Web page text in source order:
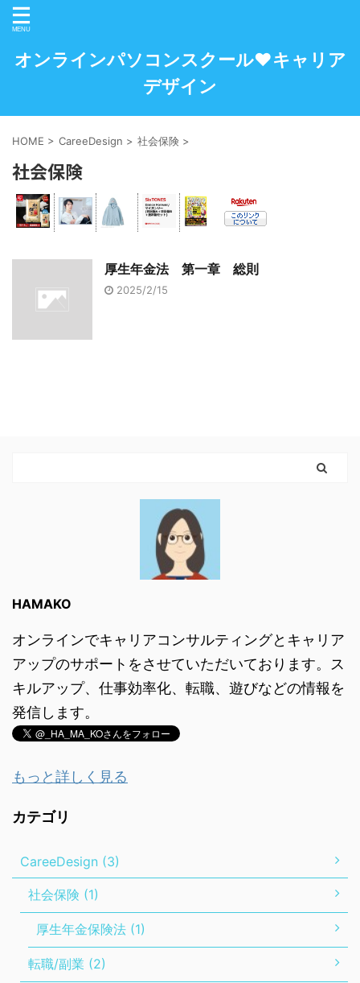
オンラインパソコンスクール♥キャリア
デザイン
HOME > CareeDesign > 社会保険 >
社会保険
厚生年金法 第一章 総則
2025/2/15
HAMAKO
オンラインでキャリアコンサルティングとキャリア
アップのサポートをさせていただいております。ス
キルアップ、仕事効率化、転職、遊びなどの情報を
発信します。
もっと詳しく見る
カテゴリ
CareeDesign (3)
社会保険 (1)
厚生年金保険法 (1)
転職/副業 (2)